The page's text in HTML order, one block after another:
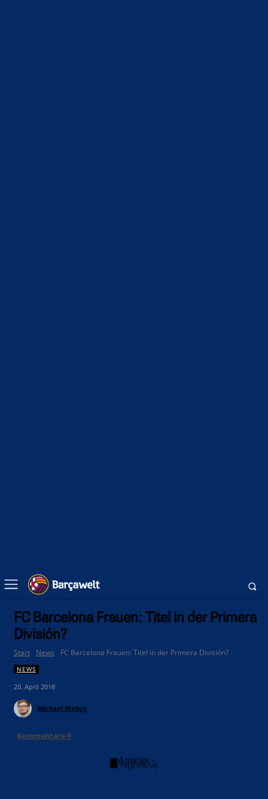
FC Barcelona Frauen: Titel in der Primera
División?
Start News FC Barcelona Frauen: Titel in der Primera División?
NEWS
20. April 2018
Michael Weilch
Kommentare0
- Anzeige -